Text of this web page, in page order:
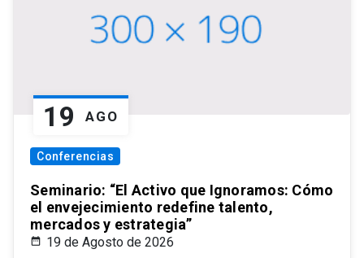
19 AGO
Conferencias
Seminario: “El Activo que Ignoramos: Cómo
el envejecimiento redefine talento,
mercados y estrategia”
19 de Agosto de 2026